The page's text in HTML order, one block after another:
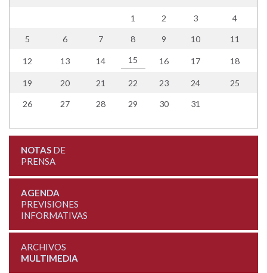
1 2 3 4
5 6 7 8 9 10 11
12 13 14 15 16 17 18
19 20 21 22 23 24 25
26 27 28 29 30 31
NOTASDE
PRENSA
AGENDA
PREVISIONES
INFORMATIVAS
ARCHIVOS
MULTIMEDIA